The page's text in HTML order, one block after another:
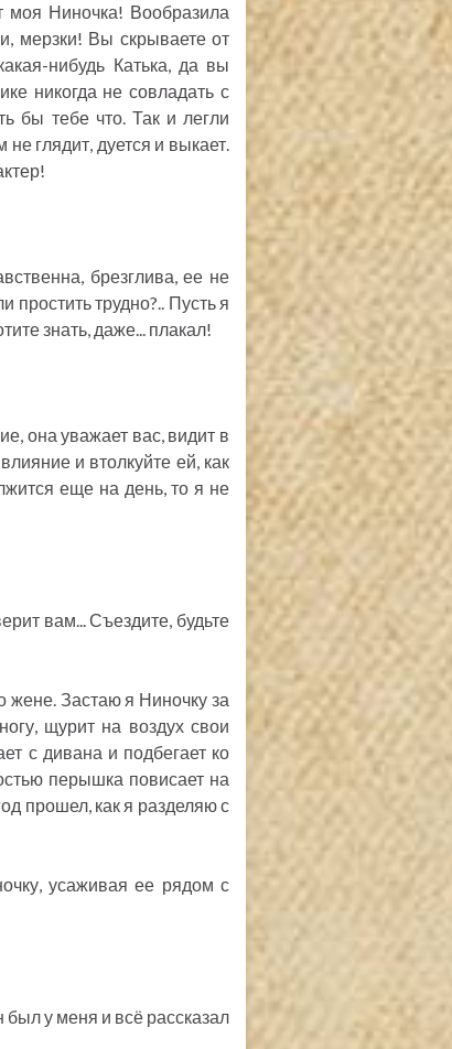
моя Ниночка! Вообразила
мерзки! Вы скрываете от
нибудь Катька, да вы
никогда не совладать с
бы тебе что. Так и легли
глядит, дуется и выкает.
брезглива, ее не
простить трудно?.. Пусть я
знать, даже... плакал!
она уважает вас, видит в
и втолкуйте ей, как
еще на день, то я не
вам... Съездите, будьте
Застаю я Ниночку за
щурит на воздух свои
с дивана и подбегает ко
перышка повисает на
прошел, как я разделяю с
усаживая ее рядом с
у меня и всё рассказал